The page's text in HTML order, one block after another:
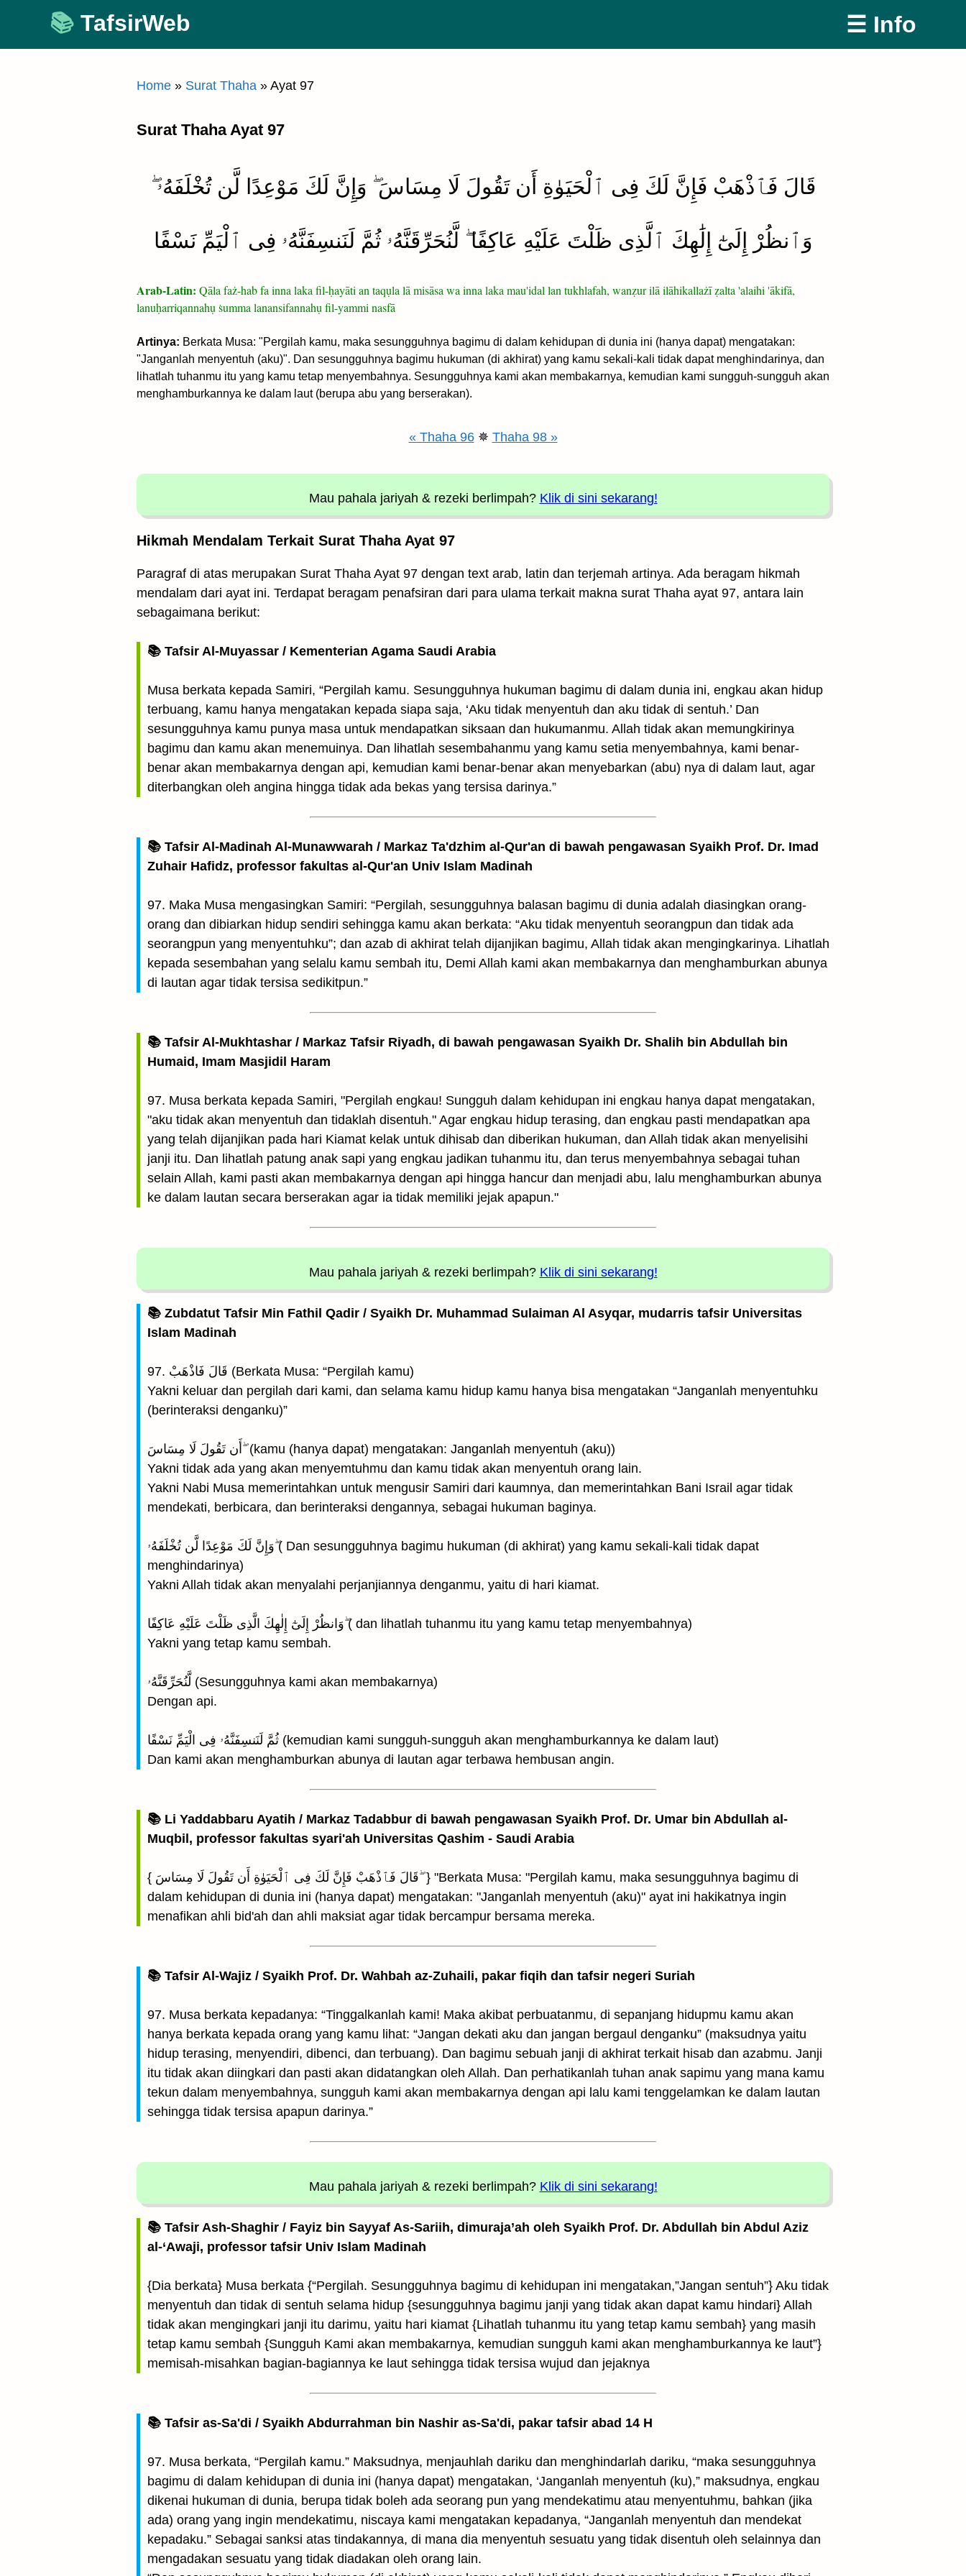
content
TafsirWeb ☰ Info
Home » Surat Thaha » Ayat 97
Surat Thaha Ayat 97
قَالَ فَٱذْهَبْ فَإِنَّ لَكَ فِى ٱلْحَيَوٰةِ أَن تَقُولَ لَا مِسَاسَ ۖ وَإِنَّ لَكَ مَوْعِدًا لَّن تُخْلَفَهُۥ ۖ
وَٱنظُرْ إِلَىٰٓ إِلَٰهِكَ ٱلَّذِى ظَلْتَ عَلَيْهِ عَاكِفًا ۖ لَّنُحَرِّقَنَّهُۥ ثُمَّ لَنَنسِفَنَّهُۥ فِى ٱلْيَمِّ نَسْفًا
Arab-Latin: Qāla faż-hab fa inna laka fil-ḥayāti an taqụla lā misāsa wa inna laka mau'idal lan tukhlafah, wanẓur ilā ilāhikallażī ẓalta 'alaihi 'ākifā,
lanuḥarriqannahụ ṡumma lanansifannahụ fil-yammi nasfā
Artinya: Berkata Musa: "Pergilah kamu, maka sesungguhnya bagimu di dalam kehidupan di dunia ini (hanya dapat) mengatakan:
"Janganlah menyentuh (aku)". Dan sesungguhnya bagimu hukuman (di akhirat) yang kamu sekali-kali tidak dapat menghindarinya, dan
lihatlah tuhanmu itu yang kamu tetap menyembahnya. Sesungguhnya kami akan membakarnya, kemudian kami sungguh-sungguh akan
menghamburkannya ke dalam laut (berupa abu yang berserakan).
« Thaha 96✵ Thaha 98 »
Mau pahala jariyah & rezeki berlimpah? Klik di sini sekarang!
Hikmah Mendalam Terkait Surat Thaha Ayat 97
Paragraf di atas merupakan Surat Thaha Ayat 97 dengan text arab, latin dan terjemah artinya. Ada beragam hikmah
mendalam dari ayat ini. Terdapat beragam penafsiran dari para ulama terkait makna surat Thaha ayat 97, antara lain
sebagaimana berikut:
📚 Tafsir Al-Muyassar / Kementerian Agama Saudi Arabia
Musa berkata kepada Samiri, “Pergilah kamu. Sesungguhnya hukuman bagimu di dalam dunia ini, engkau akan hidup
terbuang, kamu hanya mengatakan kepada siapa saja, ‘Aku tidak menyentuh dan aku tidak di sentuh.’ Dan
sesungguhnya kamu punya masa untuk mendapatkan siksaan dan hukumanmu. Allah tidak akan memungkirinya
bagimu dan kamu akan menemuinya. Dan lihatlah sesembahanmu yang kamu setia menyembahnya, kami benar-
benar akan membakarnya dengan api, kemudian kami benar-benar akan menyebarkan (abu) nya di dalam laut, agar
diterbangkan oleh angina hingga tidak ada bekas yang tersisa darinya.”
📚 Tafsir Al-Madinah Al-Munawwarah / Markaz Ta'dzhim al-Qur'an di bawah pengawasan Syaikh Prof. Dr. Imad
Zuhair Hafidz, professor fakultas al-Qur'an Univ Islam Madinah
97. Maka Musa mengasingkan Samiri: “Pergilah, sesungguhnya balasan bagimu di dunia adalah diasingkan orang-
orang dan dibiarkan hidup sendiri sehingga kamu akan berkata: “Aku tidak menyentuh seorangpun dan tidak ada
seorangpun yang menyentuhku”; dan azab di akhirat telah dijanjikan bagimu, Allah tidak akan mengingkarinya. Lihatlah
kepada sesembahan yang selalu kamu sembah itu, Demi Allah kami akan membakarnya dan menghamburkan abunya
di lautan agar tidak tersisa sedikitpun.”
📚 Tafsir Al-Mukhtashar / Markaz Tafsir Riyadh, di bawah pengawasan Syaikh Dr. Shalih bin Abdullah bin
Humaid, Imam Masjidil Haram
97. Musa berkata kepada Samiri, "Pergilah engkau! Sungguh dalam kehidupan ini engkau hanya dapat mengatakan,
"aku tidak akan menyentuh dan tidaklah disentuh." Agar engkau hidup terasing, dan engkau pasti mendapatkan apa
yang telah dijanjikan pada hari Kiamat kelak untuk dihisab dan diberikan hukuman, dan Allah tidak akan menyelisihi
janji itu. Dan lihatlah patung anak sapi yang engkau jadikan tuhanmu itu, dan terus menyembahnya sebagai tuhan
selain Allah, kami pasti akan membakarnya dengan api hingga hancur dan menjadi abu, lalu menghamburkan abunya
ke dalam lautan secara berserakan agar ia tidak memiliki jejak apapun."
Mau pahala jariyah & rezeki berlimpah? Klik di sini sekarang!
📚 Zubdatut Tafsir Min Fathil Qadir / Syaikh Dr. Muhammad Sulaiman Al Asyqar, mudarris tafsir Universitas
Islam Madinah
97. قَالَ فَاذْهَبْ (Berkata Musa: “Pergilah kamu)
Yakni keluar dan pergilah dari kami, dan selama kamu hidup kamu hanya bisa mengatakan “Janganlah menyentuhku
(berinteraksi denganku)”
أَن تَقُولَ لَا مِسَاسَ ۖ (kamu (hanya dapat) mengatakan: Janganlah menyentuh (aku))
Yakni tidak ada yang akan menyemtuhmu dan kamu tidak akan menyentuh orang lain.
Yakni Nabi Musa memerintahkan untuk mengusir Samiri dari kaumnya, dan memerintahkan Bani Israil agar tidak
mendekati, berbicara, dan berinteraksi dengannya, sebagai hukuman baginya.
وَإِنَّ لَكَ مَوْعِدًا لَّن تُخْلَفَهُۥ ۖ( Dan sesungguhnya bagimu hukuman (di akhirat) yang kamu sekali-kali tidak dapat
menghindarinya)
Yakni Allah tidak akan menyalahi perjanjiannya denganmu, yaitu di hari kiamat.
وَانظُرْ إِلَىٰٓ إِلٰهِكَ الَّذِى ظَلْتَ عَلَيْهِ عَاكِفًا ۖ( dan lihatlah tuhanmu itu yang kamu tetap menyembahnya)
Yakni yang tetap kamu sembah.
لَّنُحَرِّقَنَّهُۥ (Sesungguhnya kami akan membakarnya)
Dengan api.
ثُمَّ لَنَنسِفَنَّهُۥ فِى الْيَمِّ نَسْفًا (kemudian kami sungguh-sungguh akan menghamburkannya ke dalam laut)
Dan kami akan menghamburkan abunya di lautan agar terbawa hembusan angin.
📚 Li Yaddabbaru Ayatih / Markaz Tadabbur di bawah pengawasan Syaikh Prof. Dr. Umar bin Abdullah al-
Muqbil, professor fakultas syari'ah Universitas Qashim - Saudi Arabia
{ قَالَ فَٱذْهَبْ فَإِنَّ لَكَ فِى ٱلْحَيَوٰةِ أَن تَقُولَ لَا مِسَاسَ ۖ } "Berkata Musa: "Pergilah kamu, maka sesungguhnya bagimu di
dalam kehidupan di dunia ini (hanya dapat) mengatakan: "Janganlah menyentuh (aku)" ayat ini hakikatnya ingin
menafikan ahli bid'ah dan ahli maksiat agar tidak bercampur bersama mereka.
📚 Tafsir Al-Wajiz / Syaikh Prof. Dr. Wahbah az-Zuhaili, pakar fiqih dan tafsir negeri Suriah
97. Musa berkata kepadanya: “Tinggalkanlah kami! Maka akibat perbuatanmu, di sepanjang hidupmu kamu akan
hanya berkata kepada orang yang kamu lihat: “Jangan dekati aku dan jangan bergaul denganku” (maksudnya yaitu
hidup terasing, menyendiri, dibenci, dan terbuang). Dan bagimu sebuah janji di akhirat terkait hisab dan azabmu. Janji
itu tidak akan diingkari dan pasti akan didatangkan oleh Allah. Dan perhatikanlah tuhan anak sapimu yang mana kamu
tekun dalam menyembahnya, sungguh kami akan membakarnya dengan api lalu kami tenggelamkan ke dalam lautan
sehingga tidak tersisa apapun darinya.”
Mau pahala jariyah & rezeki berlimpah? Klik di sini sekarang!
📚 Tafsir Ash-Shaghir / Fayiz bin Sayyaf As-Sariih, dimuraja’ah oleh Syaikh Prof. Dr. Abdullah bin Abdul Aziz
al-‘Awaji, professor tafsir Univ Islam Madinah
{Dia berkata} Musa berkata {“Pergilah. Sesungguhnya bagimu di kehidupan ini mengatakan,”Jangan sentuh”} Aku tidak
menyentuh dan tidak di sentuh selama hidup {sesungguhnya bagimu janji yang tidak akan dapat kamu hindari} Allah
tidak akan mengingkari janji itu darimu, yaitu hari kiamat {Lihatlah tuhanmu itu yang tetap kamu sembah} yang masih
tetap kamu sembah {Sungguh Kami akan membakarnya, kemudian sungguh kami akan menghamburkannya ke laut”}
memisah-misahkan bagian-bagiannya ke laut sehingga tidak tersisa wujud dan jejaknya
📚 Tafsir as-Sa'di / Syaikh Abdurrahman bin Nashir as-Sa'di, pakar tafsir abad 14 H
97. Musa berkata, “Pergilah kamu.” Maksudnya, menjauhlah dariku dan menghindarlah dariku, “maka sesungguhnya
bagimu di dalam kehidupan di dunia ini (hanya dapat) mengatakan, ‘Janganlah menyentuh (ku),” maksudnya, engkau
dikenai hukuman di dunia, berupa tidak boleh ada seorang pun yang mendekatimu atau menyentuhmu, bahkan (jika
ada) orang yang ingin mendekatimu, niscaya kami mengatakan kepadanya, “Janganlah menyentuh dan mendekat
kepadaku.” Sebagai sanksi atas tindakannya, di mana dia menyentuh sesuatu yang tidak disentuh oleh selainnya dan
mengadakan sesuatu yang tidak diadakan oleh orang lain.